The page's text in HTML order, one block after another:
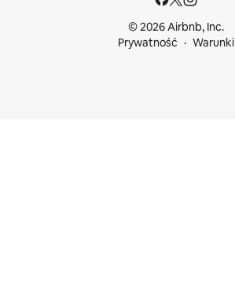
© 2026 Airbnb, Inc.
Prywatność
Warunki